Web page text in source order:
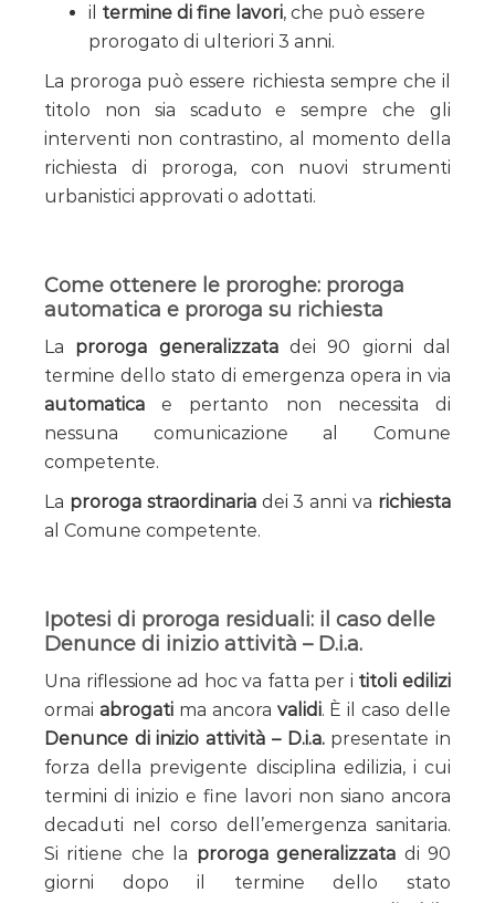
il termine di fine lavori, che può essere
prorogato di ulteriori 3 anni.
La proroga può essere richiesta sempre che il
titolo non sia scaduto e sempre che gli
interventi non contrastino, al momento della
richiesta di proroga, con nuovi strumenti
urbanistici approvati o adottati.
Come ottenere le proroghe: proroga
automatica e proroga su richiesta
La proroga generalizzatadei 90 giorni dal
termine dello stato di emergenza opera in via
automatica e pertanto non necessita di
nessuna comunicazione al Comune
competente.
La proroga straordinariadei 3 anni va richiesta
al Comune competente.
Ipotesi di proroga residuali: il caso delle
Denunce di inizio attività – D.i.a.
Una riflessione ad hoc va fatta per i titoli edilizi
ormai abrogatima ancora validi. È il caso delle
Denunce di inizio attività – D.i.a.presentate in
forza della previgente disciplina edilizia, i cui
termini di inizio e fine lavori non siano ancora
decaduti nel corso dell’emergenza sanitaria.
Si ritiene che la proroga generalizzata di 90
giorni dopo il termine dello stato